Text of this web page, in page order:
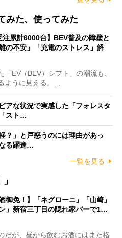
みた、使ってみた
注累計6000台】BEV普及の障壁と
の不安」「充電のストレス」解
EV（BEV）シフト」の潮流も、
ように見える。…
アな状況で実感した「フォレスタ
スト…
？」と戸惑うのには理由があっ
る躍進…
一覧を見る
御免！】「ネグローニ」「山崎」
」新宿三丁目の隠れ家バーで1…
が、昼から飲むお酒にはまた格